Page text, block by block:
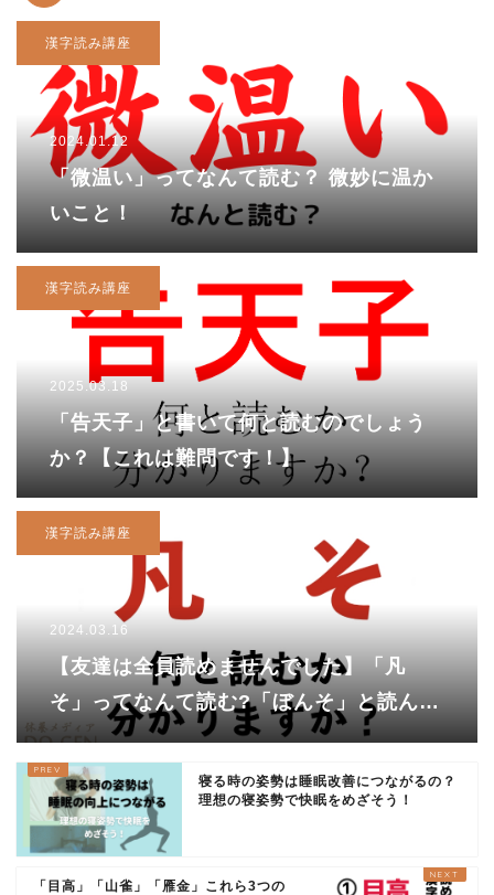
漢字読み講座
2024.01.12
「微温い」ってなんて読む？ 微妙に温か
いこと！
漢字読み講座
2025.03.18
「告天子」と書いて何と読むのでしょう
か？【これは難問です！】
漢字読み講座
2024.03.16
【友達は全員読めませんでした】「凡
そ」ってなんて読む?「ぼんそ」と読んで
しまったあなたは・・・
寝る時の姿勢は睡眠改善につながるの？
理想の寝姿勢で快眠をめざそう！
「目高」「山雀」「雁金」これら3つの